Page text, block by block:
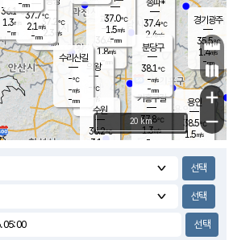
과천
36.4℃
1.8m/s
- mm
용인
38.5℃
1.5m/s
경기광주
35.5℃
1.4m/s
-mm
3.1m/s
의왕
- ℃
m/s
mm
37.2 ℃
2.3 m/s
-mm
36.1℃
1.3m/s
-mm
37.7℃
2.1 m/s
-mm
송파*
37.4℃
2.4m/s
-mm
37.0℃
1.5m/s
-mm
기흥구갈
37.8℃
1.3m/s
-
수리산길
-℃
-m/s
-mm
분당구
38.1℃
-m/s
-mm
-mm
수원
36.2℃
3.1 m/s
+
−
20 km